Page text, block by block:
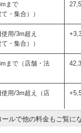
まで
・集合））
用/3m超え
・集合））
まで（店舗・法
用/3m超え（店
現
ルで他の料金もご覧に